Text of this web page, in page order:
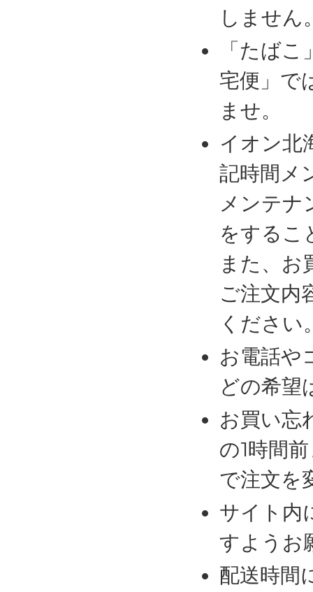
しません
「たば
宅便」で
ませ。
イオン北
記時間メ
メンテナ
をするこ
また、お
ご注文内
ください
お電話や
どの希望
お買い忘
の1時間
で注文を
サイト内
すようお
配送時間